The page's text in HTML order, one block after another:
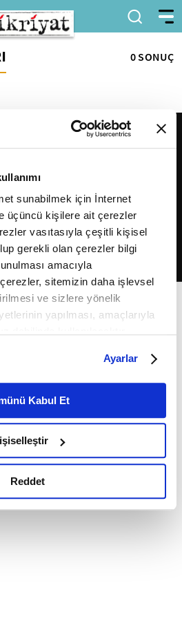
sunabilmek için İnternet
üçüncü kişilere ait çerezler
vasıtasıyla çeşitli kişisel
gerekli olan çerezler bilgi
amacıyla
sitemizin daha işlevsel
ve sizlere yönelik
yapılması, amaçlarıyla
ilişkin detaylı bilgi için
Çerez Bilgilendirme
Korunması Kanunu uyarınca
kapsamında
faaliyetleri ile ilgili daha
tıklayınız.
Ayarlar
Kabul Et
Reddet
0 SONUÇ
saklıdır.